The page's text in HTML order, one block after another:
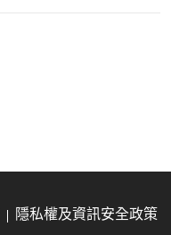
隱私權及資訊安全政策